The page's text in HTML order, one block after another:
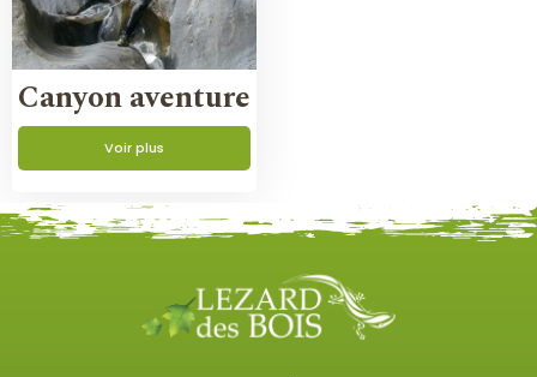
Canyon aventure
Voir plus